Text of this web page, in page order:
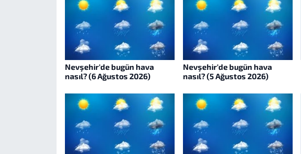
Nevşehir'de bugün hava
nasıl? (6 Ağustos 2026)
Nevşehir'de bugün hava
nasıl? (5 Ağustos 2026)